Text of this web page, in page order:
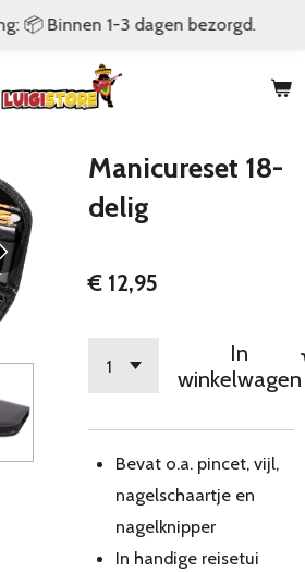
📦 Binnen 1-3 dagen bezorgd.
Manicureset 18-
delig
€ 12,95
In
winkelwagen
Bevat o.a. pincet, vijl,
nagelschaartje en
nagelknipper
In handige reisetui